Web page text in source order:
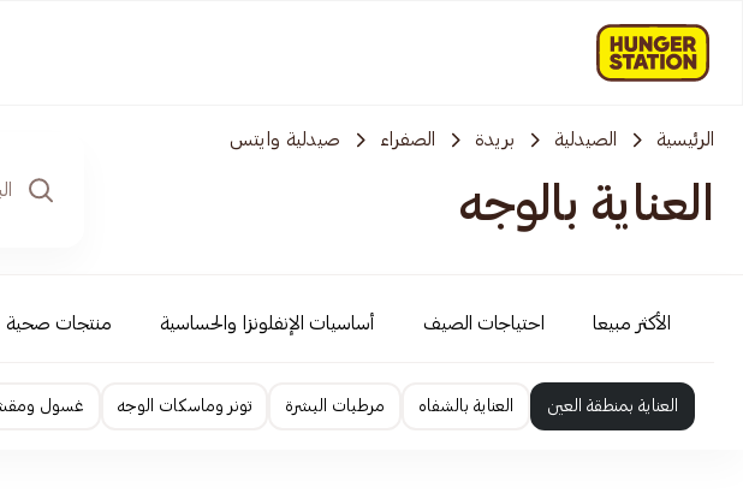
الرئيسية الصيدلية بريدة الصفراء صيدلية وايتس
العناية بالوجه
الأكثر مبيعا احتياجات الصيف أساسيات الإنفلونزا والحساسية منتجات صحية
العناية بمنطقة العين العناية بالشفاه مرطبات البشرة تونر وماسكات الوجه غسول